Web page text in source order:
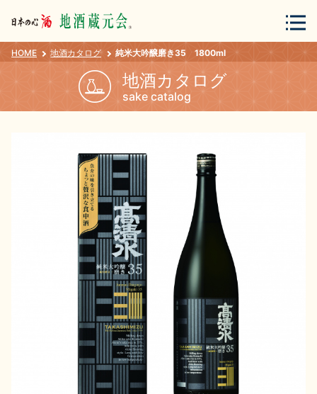
会員登録 ログイン
地酒カタログ
地酒解体新書
HOME 地酒カタログ 純米大吟醸磨き35 1800ml
地酒カタログ
sake catalog